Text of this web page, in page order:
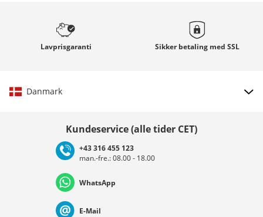
Lavprisgaranti Sikker betaling med SSL
Danmark
Deutschland Österreich
Kundeservice (alle tider CET)
+43 316 455 123
man.-fre.: 08.00 - 18.00
WhatsApp
E-Mail